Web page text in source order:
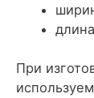
При